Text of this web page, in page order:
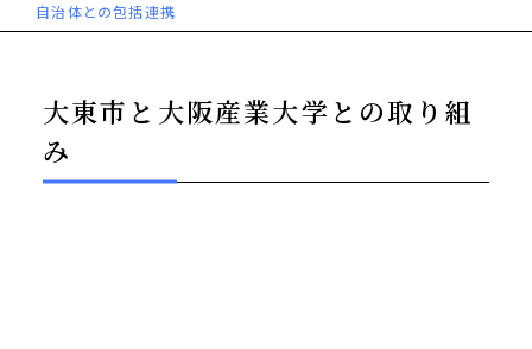
自治体との包括連携
大東市と大阪産業大学との取り組
み